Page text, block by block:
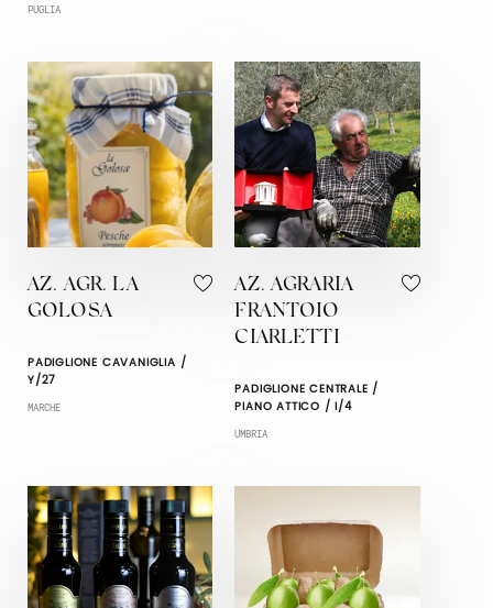
PUGLIA
AZ. AGR. LA
GOLOSA
PADIGLIONE CAVANIGLIA /
Y/27
MARCHE
AZ. AGRARIA
FRANTOIO
CIARLETTI
PADIGLIONE CENTRALE /
PIANO ATTICO / I/4
UMBRIA